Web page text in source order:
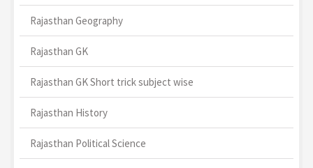
Rajasthan Geography
Rajasthan GK
Rajasthan GK Short trick subject wise
Rajasthan History
Rajasthan Political Science